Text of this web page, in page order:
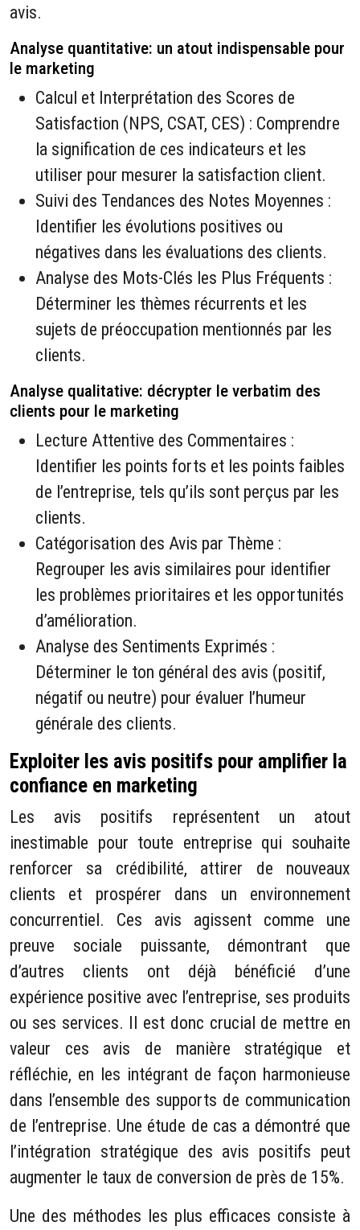
avis.
Analyse quantitative: un atout indispensable pour
le marketing
Calcul et Interprétation des Scores de
Satisfaction (NPS, CSAT, CES) : Comprendre
la signification de ces indicateurs et les
utiliser pour mesurer la satisfaction client.
Suivi des Tendances des Notes Moyennes :
Identifier les évolutions positives ou
négatives dans les évaluations des clients.
Analyse des Mots-Clés les Plus Fréquents :
Déterminer les thèmes récurrents et les
sujets de préoccupation mentionnés par les
clients.
Analyse qualitative: décrypter le verbatim des
clients pour le marketing
Lecture Attentive des Commentaires :
Identifier les points forts et les points faibles
de l’entreprise, tels qu’ils sont perçus par les
clients.
Catégorisation des Avis par Thème :
Regrouper les avis similaires pour identifier
les problèmes prioritaires et les opportunités
d’amélioration.
Analyse des Sentiments Exprimés :
Déterminer le ton général des avis (positif,
négatif ou neutre) pour évaluer l’humeur
générale des clients.
Exploiter les avis positifs pour amplifier la
confiance en marketing
Les avis positifs représentent un atout
inestimable pour toute entreprise qui souhaite
renforcer sa crédibilité, attirer de nouveaux
clients et prospérer dans un environnement
concurrentiel. Ces avis agissent comme une
preuve sociale puissante, démontrant que
d’autres clients ont déjà bénéficié d’une
expérience positive avec l’entreprise, ses produits
ou ses services. Il est donc crucial de mettre en
valeur ces avis de manière stratégique et
réfléchie, en les intégrant de façon harmonieuse
dans l’ensemble des supports de communication
de l’entreprise. Une étude de cas a démontré que
l’intégration stratégique des avis positifs peut
augmenter le taux de conversion de près de 15%.
Une des méthodes les plus efficaces consiste à